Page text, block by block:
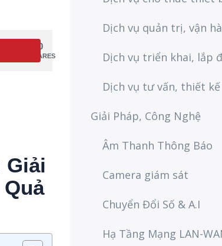
0
SHARES
Giải
Dịch vụ quản trị, vận
Dịch vụ triển khai, lắp
Dịch vụ tư vấn, thiết kế
Giải Pháp, Công Nghệ
Âm Thanh Thông Báo
Camera giám sát
Chuyển Đổi Số & A.I
Hạ Tầng Mạng LAN-